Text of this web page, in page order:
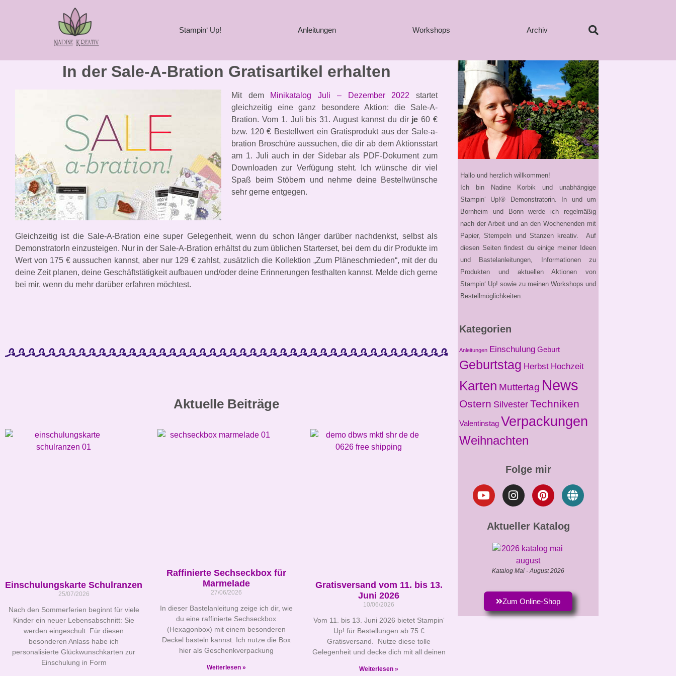
Stampin‘ Up! Anleitungen Workshops Archiv
In der Sale-A-Bration Gratisartikel erhalten
Mit dem Minikatalog Juli – Dezember 2022 startet
gleichzeitig eine ganz besondere Aktion: die Sale-A-
Bration. Vom 1. Juli bis 31. August kannst du dir je 60 €
bzw. 120 € Bestellwert ein Gratisprodukt aus der Sale-a-
bration Broschüre aussuchen, die dir ab dem Aktionsstart
am 1. Juli auch in der Sidebar als PDF-Dokument zum
Downloaden zur Verfügung steht. Ich wünsche dir viel
Spaß beim Stöbern und nehme deine Bestellwünsche
sehr gerne entgegen.
Gleichzeitig ist die Sale-A-Bration eine super Gelegenheit, wenn du schon länger darüber nachdenkst, selbst als
DemonstratorIn einzusteigen. Nur in der Sale-A-Bration erhältst du zum üblichen Starterset, bei dem du dir Produkte im
Wert von 175 € aussuchen kannst, aber nur 129 € zahlst, zusätzlich die Kollektion „Zum Pläneschmieden“, mit der du
deine Zeit planen, deine Geschäftstätigkeit aufbauen und/oder deine Erinnerungen festhalten kannst. Melde dich gerne
bei mir, wenn du mehr darüber erfahren möchtest.
Aktuelle Beiträge
Einschulungskarte Schulranzen
25/07/2026
Nach den Sommerferien beginnt für viele
Kinder ein neuer Lebensabschnitt: Sie
werden eingeschult. Für diesen
besonderen Anlass habe ich
personalisierte Glückwunschkarten zur
Einschulung in Form
Raffinierte Sechseckbox für
Marmelade
27/06/2026
In dieser Bastelanleitung zeige ich dir, wie
du eine raffinierte Sechseckbox
(Hexagonbox) mit einem besonderen
Deckel basteln kannst. Ich nutze die Box
hier als Geschenkverpackung
Weiterlesen »
Gratisversand vom 11. bis 13.
Juni 2026
10/06/2026
Vom 11. bis 13. Juni 2026 bietet Stampin‘
Up! für Bestellungen ab 75 €
Gratisversand. Nutze diese tolle
Gelegenheit und decke dich mit all deinen
Weiterlesen »
Hallo und herzlich willkommen!
Ich bin Nadine Korbik und unabhängige
Stampin‘ Up!® Demonstratorin. In und um
Bornheim und Bonn werde ich regelmäßig
nach der Arbeit und an den Wochenenden mit
Papier, Stempeln und Stanzen kreativ. Auf
diesen Seiten findest du einige meiner Ideen
und Bastelanleitungen, Informationen zu
Produkten und aktuellen Aktionen von
Stampin‘ Up! sowie zu meinen Workshops und
Bestellmöglichkeiten.
Kategorien
Anleitungen Einschulung Geburt
Geburtstag Herbst Hochzeit
Karten Muttertag News
Ostern Silvester Techniken
Valentinstag Verpackungen
Weihnachten
Folge mir
Aktueller Katalog
Katalog Mai - August 2026
Zum Online-Shop